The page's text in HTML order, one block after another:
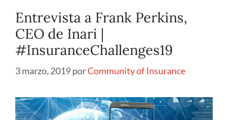
Entrevista a Frank Perkins,
CEO de Inari |
#InsuranceChallenges19
3 marzo, 2019porCommunity of Insurance